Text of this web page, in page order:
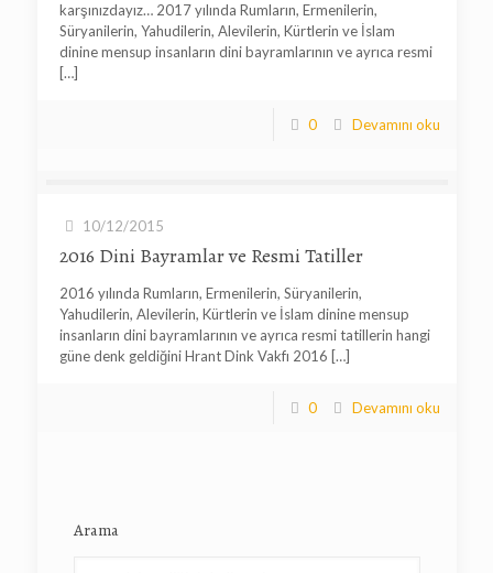
karşınızdayız… 2017 yılında Rumların, Ermenilerin,
Süryanilerin, Yahudilerin, Alevilerin, Kürtlerin ve İslam
dinine mensup insanların dini bayramlarının ve ayrıca resmi
[…]
0 Devamını oku
10/12/2015
2016 Dini Bayramlar ve Resmi Tatiller
2016 yılında Rumların, Ermenilerin, Süryanilerin,
Yahudilerin, Alevilerin, Kürtlerin ve İslam dinine mensup
insanların dini bayramlarının ve ayrıca resmi tatillerin hangi
güne denk geldiğini Hrant Dink Vakfı 2016 […]
0 Devamını oku
Arama